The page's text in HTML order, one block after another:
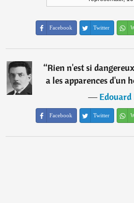
Facebook Twitter
“Rien n'est si
a les apparences d'un
―
Facebook Twitter